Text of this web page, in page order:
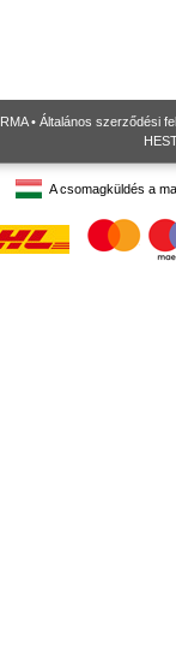
RMA• Általános szerződési
A csomagküldés a